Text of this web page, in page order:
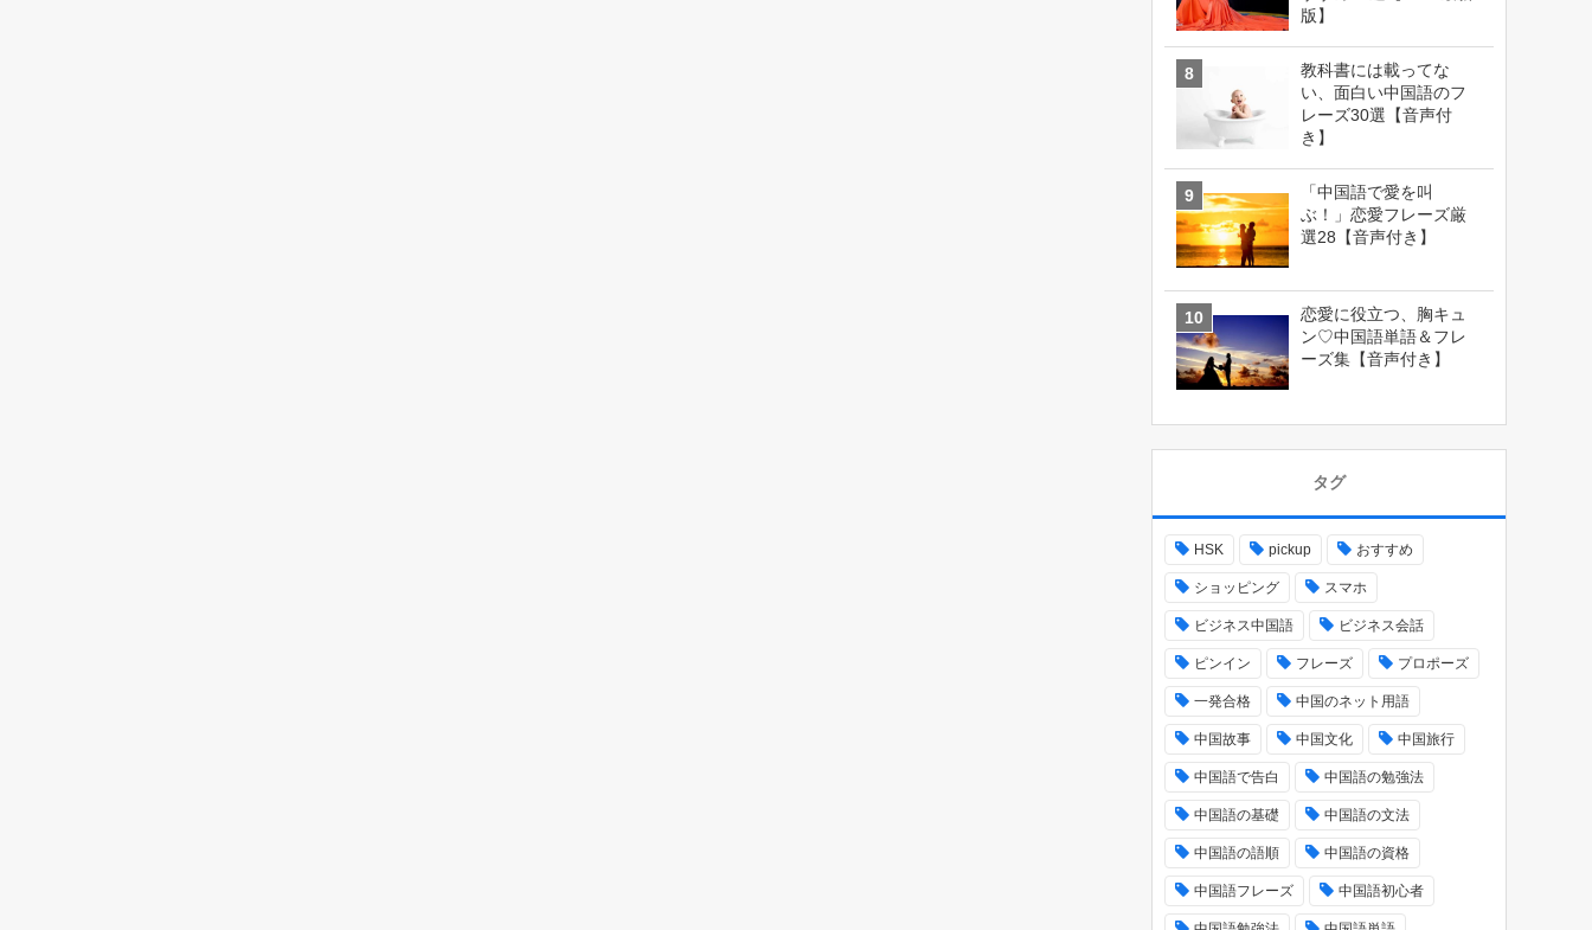
版】
教科書には載ってな
い、面白い中国語のフ
レーズ30選【音声付
き】
「中国語で愛を叫
ぶ！」恋愛フレーズ厳
選28【音声付き】
恋愛に役立つ、胸キュ
ン♡中国語単語＆フレ
ーズ集【音声付き】
タグ
HSK pickup おすすめ
ショッピング スマホ
ビジネス中国語 ビジネス会話
ピンイン フレーズ プロポーズ
一発合格 中国のネット用語
中国故事 中国文化 中国旅行
中国語で告白 中国語の勉強法
中国語の基礎 中国語の文法
中国語の語順 中国語の資格
中国語フレーズ 中国語初心者